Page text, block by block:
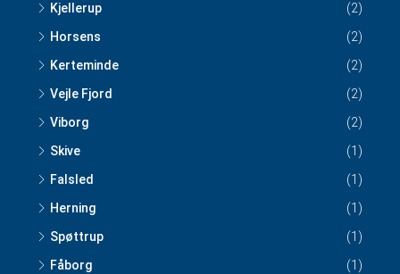
Kjellerup
(2)
Horsens
(2)
Kerteminde
(2)
Vejle Fjord
(2)
Viborg
(2)
Skive
(1)
Falsled
(1)
Herning
(1)
Spøttrup
(1)
Fåborg
(1)